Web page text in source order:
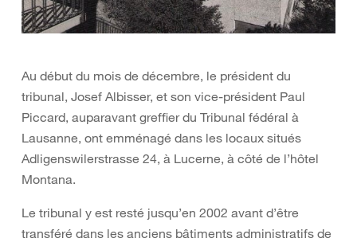
Au début du mois de décembre, le président du
tribunal, Josef Albisser, et son vice-président Paul
Piccard, auparavant greffier du Tribunal fédéral à
Lausanne, ont emménagé dans les locaux situés
Adligenswilerstrasse 24, à Lucerne, à côté de l’hôtel
Montana.
Le tribunal y est resté jusqu’en 2002 avant d’être
transféré dans les anciens bâtiments administratifs de